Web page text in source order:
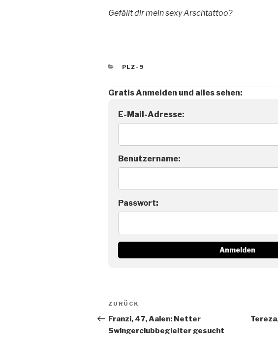
Gefällt dir mein sexy Arschtattoo?
KATEGORIEN
PLZ-9
Gratis Anmelden und alles sehen:
E-Mail-Adresse:
Benutzername:
Passwort:
Beitragsnavigation
Vorheriger
Beitrag
ZURÜCK
Franzi, 47, Aalen: Netter
Swingerclubbegleiter gesucht